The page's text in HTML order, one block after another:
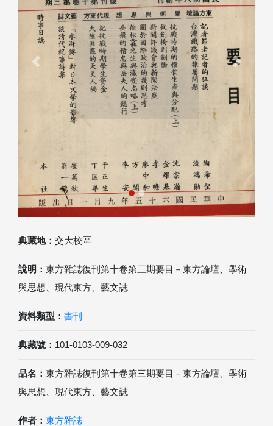
典藏地： 交大校區
說明： 東方雜誌復刊第十卷第三期要目－東方論壇、學術
與思想、現代東方、藝文誌
資料類型： 書刊
典藏號： 101-0103-009-032
品名： 東方雜誌復刊第十卷第三期要目－東方論壇、學術
與思想、現代東方、藝文誌
作者： 東方雜誌
Previous Next